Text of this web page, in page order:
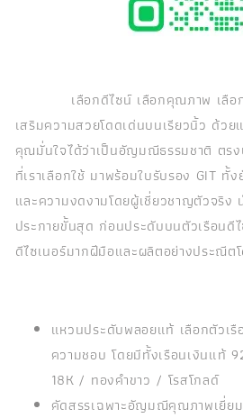
เลือกดีไซน์ เลือกคุณภาพ เลือกแ
เสริมความสวยโดดเด่นบนเรียวนิ้ว ด้
คุณมั่นใจได้ว่าเป็นอัญมณีธรรมชาติ ตร
ที่เราเลือกใช้ มาพร้อมใบรับรอง GIT
และความงดงามโดยผู้เชี่ยวชาญตัวจริง
ประกายขั้นสุด ก่อนประดับบนตัวเรือนดี
ดีไซเนอร์มากฝีมือและผลิตอย่างประณีต
แหวนประดับพลอยแท้ เลือกตัวเ
ความชอบ โดยมีทั้งเรือนเงินแท้
18K / ทองคำขาว / โรสโกลด์
คัดสรรเฉพาะอัญมณีคุณภาพเยี่ย